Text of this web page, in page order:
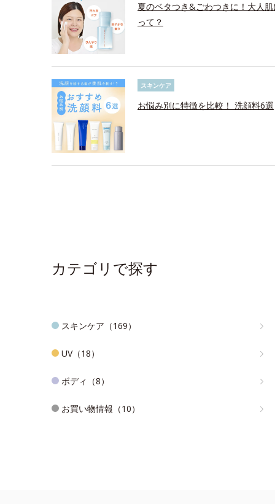
夏のベタつき&ごわつきに！大人
って？
スキンケア
お悩み別に特徴を比較！ 洗顔料6選
カテゴリで探す
スキンケア（169）
UV（18）
ボディ（8）
お買い物情報（10）